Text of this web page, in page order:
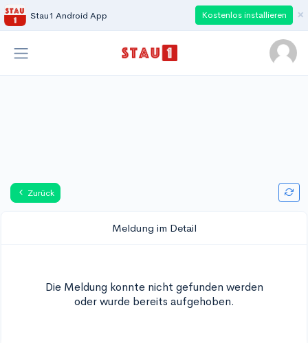
Stau1 Android App Kostenlos installieren ×
Zurück
Meldung im Detail
Die Meldung konnte nicht gefunden werden
oder wurde bereits aufgehoben.